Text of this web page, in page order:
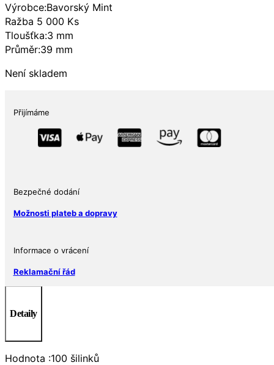
Výrobce:Bavorský Mint
Ražba 5 000 Ks
Tloušťka:3 mm
Průměr:39 mm
Není skladem
Přijímáme
Bezpečné dodání
Možnosti plateb a dopravy
Informace o vrácení
Reklamační řád
Detaily
Hodnota :100 šilinků